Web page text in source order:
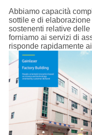
Abbiamo capacità
sottile e di
sostenenti relative delle
forniamo ai servizi di
risponde rapidamente